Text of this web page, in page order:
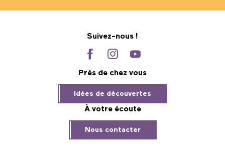
Suivez-nous !
Près de chez vous
Idées de découvertes
À votre écoute
Nous contacter